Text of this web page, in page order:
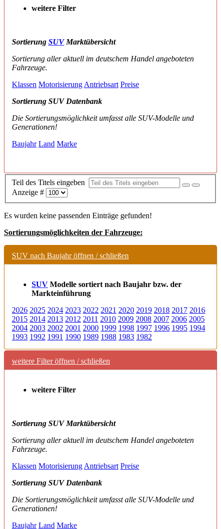
weitere Filter
Sortierung SUVMarktübersicht
Sortierung aller aktuell im deutschem Handel angeboteten
Fahrzeuge.
Klassen Motorisierung Antriebsart Preise
Sortierung SUV Datenbank
Die Sortierungsmöglichkeit umfasst alle SUV-Modelle und
Generationen!
Baujahr Land Marke
Teil des Titels eingeben
Anzeige #
Es wurden keine passenden Einträge gefunden!
Sortierungsmöglichkeiten der Fahrzeuge:
SUV nach Baujahr öffnen / schließen
SUV Modelle sortiert nach Baujahr bzw. der
Markteinführung
2026 2025 2024 2023 2022 2021 2020 2019 2018 2017 2016
2015 2014 2013 2012 2011 2010 2009 2008 2007 2006 2005
2004 2003 2002 2001 2000 1999 1998 1997 1996 1995 1994
1993 1992 1991 1990 1989 1988 1983 1982
weitere Filter öffnen / schließen
weitere Filter
Sortierung SUV Marktübersicht
Sortierung aller aktuell im deutschem Handel angeboteten
Fahrzeuge.
Klassen MotorisierungAntriebsart Preise
Sortierung SUV Datenbank
Die Sortierungsmöglichkeit umfasst alle SUV-Modelle und
Generationen!
Baujahr Land Marke